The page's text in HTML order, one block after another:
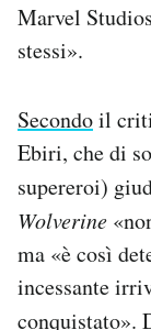
Marvel
stessi».
Secondoil
Ebiri, che di
supereroi)
Wolverine
ma «è così
incessante
conquistato».